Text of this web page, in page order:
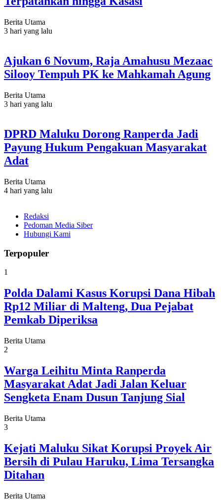
Berita Utama
3 hari yang lalu
Ajukan 6 Novum, Raja Amahusu Mezaac
Silooy Tempuh PK ke Mahkamah Agung
Berita Utama
3 hari yang lalu
DPRD Maluku Dorong Ranperda Jadi
Payung Hukum Pengakuan Masyarakat
Adat
Berita Utama
4 hari yang lalu
Redaksi
Pedoman Media Siber
Hubungi Kami
Terpopuler
1
Polda Dalami Kasus Korupsi Dana Hibah
Rp12 Miliar di Malteng, Dua Pejabat
Pemkab Diperiksa
Berita Utama
2
Warga Leihitu Minta Ranperda
Masyarakat Adat Jadi Jalan Keluar
Sengketa Enam Dusun Tanjung Sial
Berita Utama
3
Kejati Maluku Sikat Korupsi Proyek Air
Bersih di Pulau Haruku, Lima Tersangka
Ditahan
Berita Utama